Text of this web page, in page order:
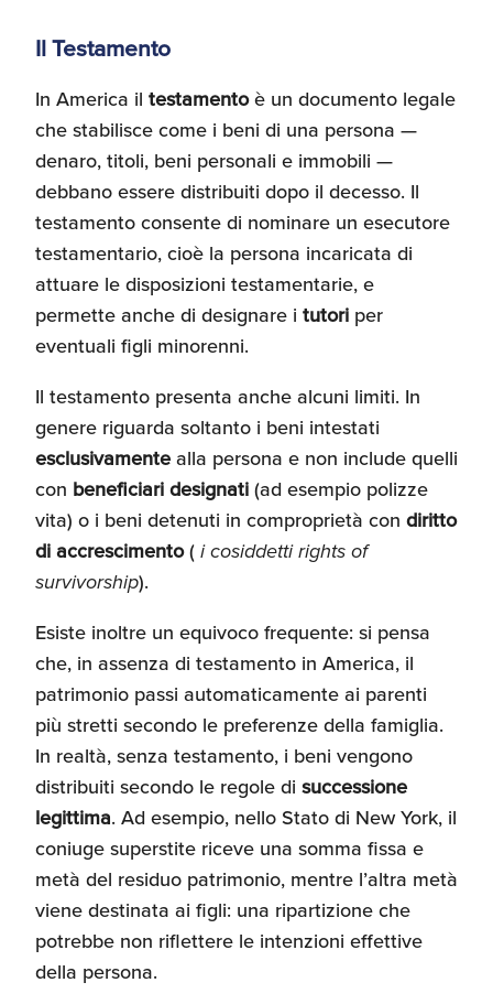
aziende italiane
Apertura Ristoranti
negli Stati Uniti
Ricerche di Mercato
Ricerca Personale e
Gestione Risorse
Umane
Il Testamento
In America il testamentoè un documento legale
che stabilisce come i beni di una persona —
denaro, titoli, beni personali e immobili —
debbano essere distribuiti dopo il decesso. Il
testamento consente di nominare un esecutore
testamentario, cioè la persona incaricata di
attuare le disposizioni testamentarie, e
permette anche di designare i tutori per
eventuali figli minorenni.
Il testamento presenta anche alcuni limiti. In
genere riguarda soltanto i beni intestati
esclusivamentealla persona e non include quelli
con beneficiari designati(ad esempio polizze
vita) o i beni detenuti in comproprietà con diritto
di accrescimento(i cosiddetti rights of
survivorship).
Esiste inoltre un equivoco frequente: si pensa
che, in assenza di testamento in America, il
patrimonio passi automaticamente ai parenti
più stretti secondo le preferenze della famiglia.
In realtà, senza testamento, i beni vengono
distribuiti secondo le regole di successione
legittima. Ad esempio, nello Stato di New York, il
coniuge superstite riceve una somma fissa e
metà del residuo patrimonio, mentre l’altra metà
viene destinata ai figli: una ripartizione che
potrebbe non riflettere le intenzioni effettive
della persona.